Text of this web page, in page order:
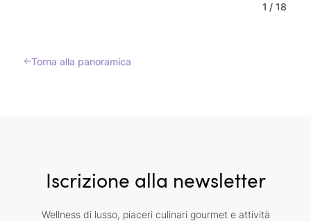
1 / 18
Torna alla panoramica
Iscrizione alla newsletter
Wellness di lusso, piaceri culinari gourmet e attività